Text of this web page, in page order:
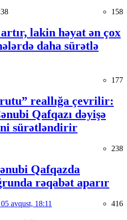
158
lakin həyat ən çox
daha sürətlə
177
reallığa çevrilir:
Qafqazı dəyişə
sürətləndirir
238
Qafqazda
rəqabət aparır
05 avqust, 18:11 416